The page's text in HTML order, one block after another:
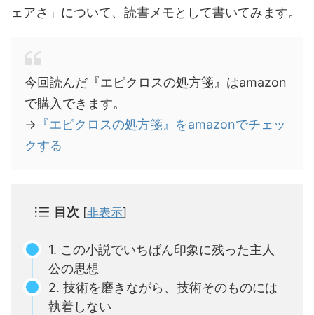
ェアさ」について、読書メモとして書いてみます。
今回読んだ『エピクロスの処方箋』はamazon
で購入できます。
→ 『エピクロスの処方箋』をamazonでチェッ
クする
目次 [非表示]
1. この小説でいちばん印象に残った主人
公の思想
2. 技術を磨きながら、技術そのものには
執着しない